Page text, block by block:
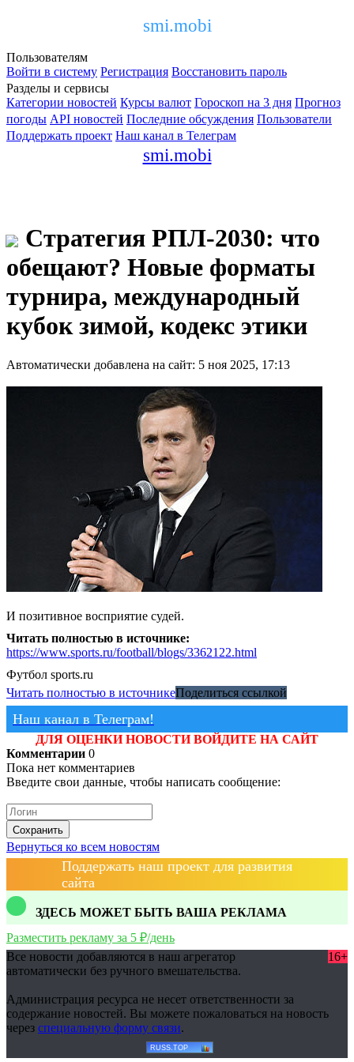
smi.mobi
Пользователям
Войти в систему Регистрация Восстановить пароль
Разделы и сервисы
Категории новостей Курсы валют Гороскоп на 3 дня Прогноз
погоды API новостей Последние обсуждения Пользователи
Поддержать проект Наш канал в Телеграм
smi.mobi
Стратегия РПЛ-2030: что
обещают? Новые форматы
турнира, международный
кубок зимой, кодекс этики
Автоматически добавлена на сайт: 5 ноя 2025, 17:13
И позитивное восприятие судей.
Читать полностью в источнике:
https://www.sports.ru/football/blogs/3362122.html
Футбол sports.ru
Читать полностью в источникеПоделиться ссылкой
Наш канал в Телеграм!
ДЛЯ ОЦЕНКИ НОВОСТИ ВОЙДИТЕ НА САЙТ
Комментарии 0
Пока нет комментариев
Введите свои данные, чтобы написать сообщение:
Сохранить
Вернуться ко всем новостям
Поддержать наш проект для развития
сайта
ЗДЕСЬ МОЖЕТ БЫТЬ ВАША РЕКЛАМА
Разместить рекламу за 5 ₽/день
Все новости добавляются в наш агрегатор
автоматически без ручного вмешательства.
16+
Администрация ресурса не несет ответственности за
содержание новостей. Вы можете пожаловаться на новость
через специальную форму связи.